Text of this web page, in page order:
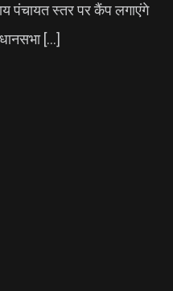
पंचायत स्तर पर कैंप लगाएंगे
[…]